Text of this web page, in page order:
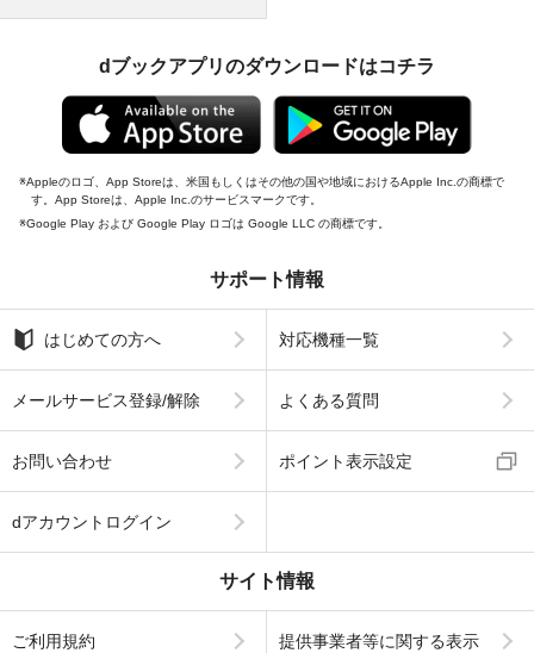
dブックアプリのダウンロードはコチラ
Appleのロゴ、App Storeは、米国もしくはその他の国や地域におけるApple Inc.の商標で
す。App Storeは、Apple Inc.のサービスマークです。
Google Play および Google Play ロゴは Google LLC の商標です。
サポート情報
はじめての方へ 対応機種一覧
メールサービス登録/解除 よくある質問
お問い合わせ ポイント表示設定
dアカウントログイン
サイト情報
ご利用規約 提供事業者等に関する表示